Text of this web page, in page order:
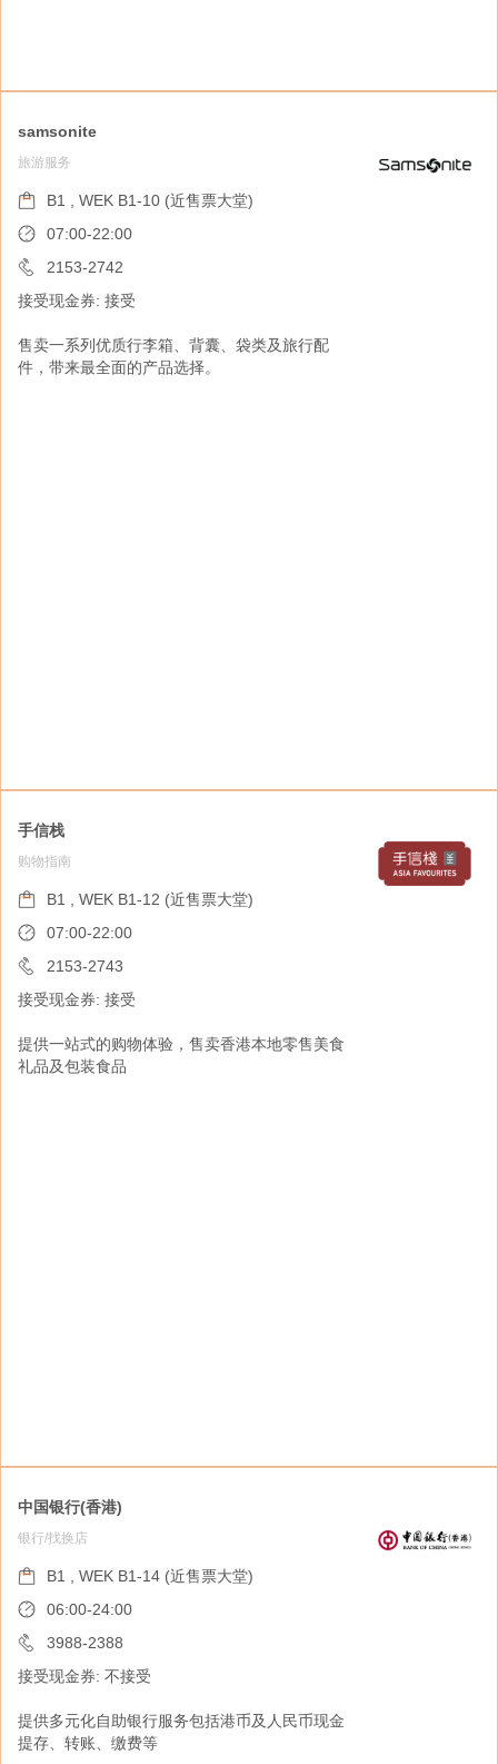
手信栈
购物指南
B1 , WEK B1-9 (近售票大堂)
07:00-22:00
2153-2743
接受现金券: 接受
提供一站式的购物体验，售卖香港本地零售美食
samsonite
旅游服务
B1 , WEK B1-10 (近售票大堂)
07:00-22:00
2153-2742
接受现金券: 接受
售卖一系列优质行李箱、背囊、袋类及旅行配
件，带来最全面的产品选择。
恒香
餐饮
B1 , WEK B1-11 (近售票大堂)
08:00-20:00
-
接受现金券: 接受
「恒香老饼家」始创于1920年，自70年代转型
手信栈
购物指南
B1 , WEK B1-12 (近售票大堂)
07:00-22:00
2153-2743
接受现金券: 接受
提供一站式的购物体验，售卖香港本地零售美食
礼品及包装食品
NEWG
购物指南
B1 , WEK B1-13 (近售票大堂)
07:00-22:00
2153-2743
接受现金券: 接受
NEWG 是一站式零售品牌，主打保健用品、药
中国银行(香港)
银行/找换店
B1 , WEK B1-14 (近售票大堂)
06:00-24:00
3988-2388
接受现金券: 不接受
提供多元化自助银行服务包括港币及人民币现金
提存、转账、缴费等